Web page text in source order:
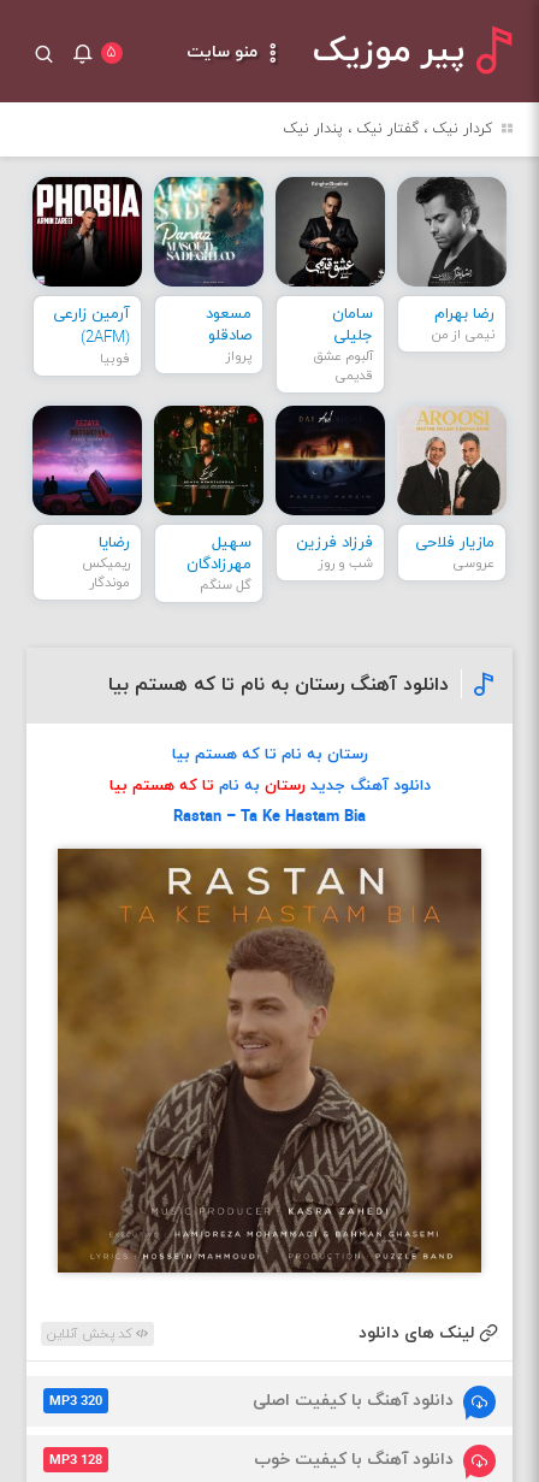
پیر موزیک منو سایت ۵
کردار نیک ، گفتار نیک ، پندار نیک
رضا بهرام
نیمی از من
سامان
جلیلی
آلبوم عشق
قدیمی
مسعود
صادقلو
پرواز
آرمین زارعی
(2AFM)
فوبیا
مازیار فلاحی
عروسی
فرزاد فرزین
شب و روز
سهیل
مهرزادگان
گل سنگم
رضایا
ریمیکس
موندگار
دانلود آهنگ رستان به نام تا که هستم بیا
رستان به نام تا که هستم بیا
دانلود آهنگ جدید رستان به نام تا که هستم بیا
Rastan – Ta Ke Hastam Bia
لینک های دانلود کد پخش آنلاین
دانلود آهنگ با کیفیت اصلی MP3 320
دانلود آهنگ با کیفیت خوب MP3 128